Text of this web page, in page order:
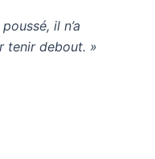
il n’a
tenir debout. »